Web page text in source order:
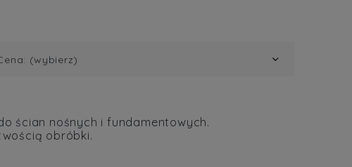
(wybierz)
ścian nośnych i fundamentowych.
obróbki.